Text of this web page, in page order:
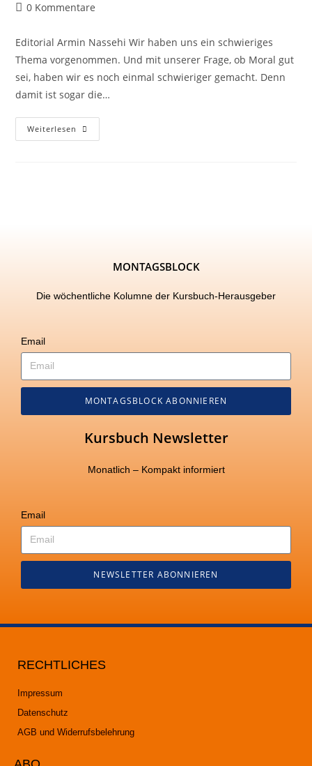
0 Kommentare
Editorial Armin Nassehi Wir haben uns ein schwieriges
Thema vorgenommen. Und mit unse­rer Frage, ob Moral gut
sei, haben wir es noch einmal schwieriger gemacht. Denn
damit ist sogar die…
Weiterlesen
MONTAGSBLOCK
Die wöchentliche Kolumne der Kursbuch-Herausgeber
Email
MONTAGSBLOCK ABONNIEREN
Kursbuch Newsletter
Monatlich – Kompakt informiert
Email
NEWSLETTER ABONNIEREN
RECHTLICHES
Impressum
Datenschutz
AGB und Widerrufsbelehrung